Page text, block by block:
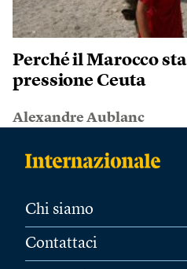
Perché il Marocco
pressione Ceuta
Alexandre Aublanc
Chi siamo
Contattaci